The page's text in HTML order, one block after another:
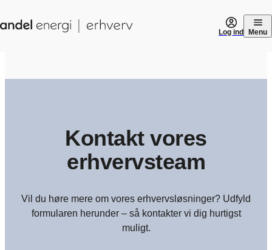
Log ind Menu
Kontakt vores
erhvervsteam
Vil du høre mere om vores erhvervsløsninger? Udfyld
formularen herunder – så kontakter vi dig hurtigst
muligt.